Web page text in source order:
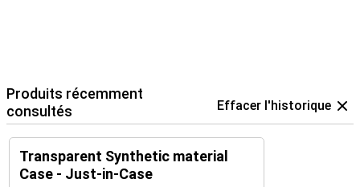
Produits récemment
consultés
Effacer l'historique
Transparent Synthetic material
Case - Just-in-Case